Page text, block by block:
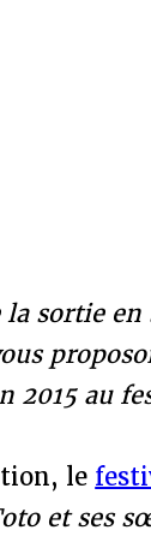
la sortie
2015 au
le
et ses